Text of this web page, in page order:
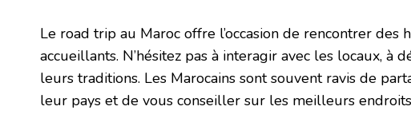
Le road trip au Maroc offre l’occasion de rencontrer des
accueillants. N’hésitez pas à interagir avec les locaux, à
leurs traditions. Les Marocains sont souvent ravis de
leur pays et de vous conseiller sur les meilleurs